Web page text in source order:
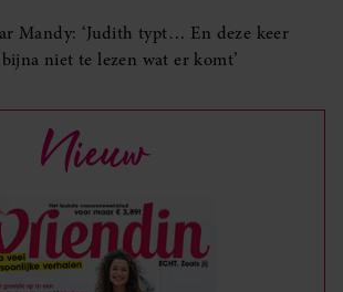
Mandy: ‘Judith typt… En deze keer
niet te lezen wat er komt’
Nieuw